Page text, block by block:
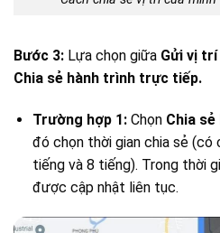
Bước 3: Lựa chọn giữa Gửi vị
Chia sẻ hành trình trực tiếp.
Trường hợp 1:Chọn Chia
đó chọn thời gian chia sẻ (có
tiếng và 8 tiếng). Trong thời
được cập nhật liên tục.